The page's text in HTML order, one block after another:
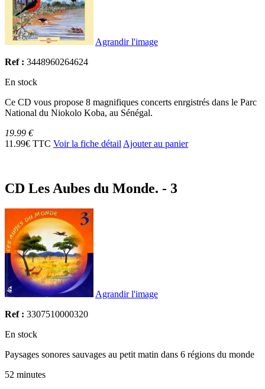
Agrandir l'image
Ref : 3448960264624
En stock
Ce CD vous propose 8 magnifiques concerts enrgistrés dans le Parc
National du Niokolo Koba, au Sénégal.
19.99 €
11.99€ TTC Voir la fiche détail Ajouter au panier
CD Les Aubes du Monde. - 3
Agrandir l'image
Ref : 3307510000320
En stock
Paysages sonores sauvages au petit matin dans 6 régions du monde
52 minutes